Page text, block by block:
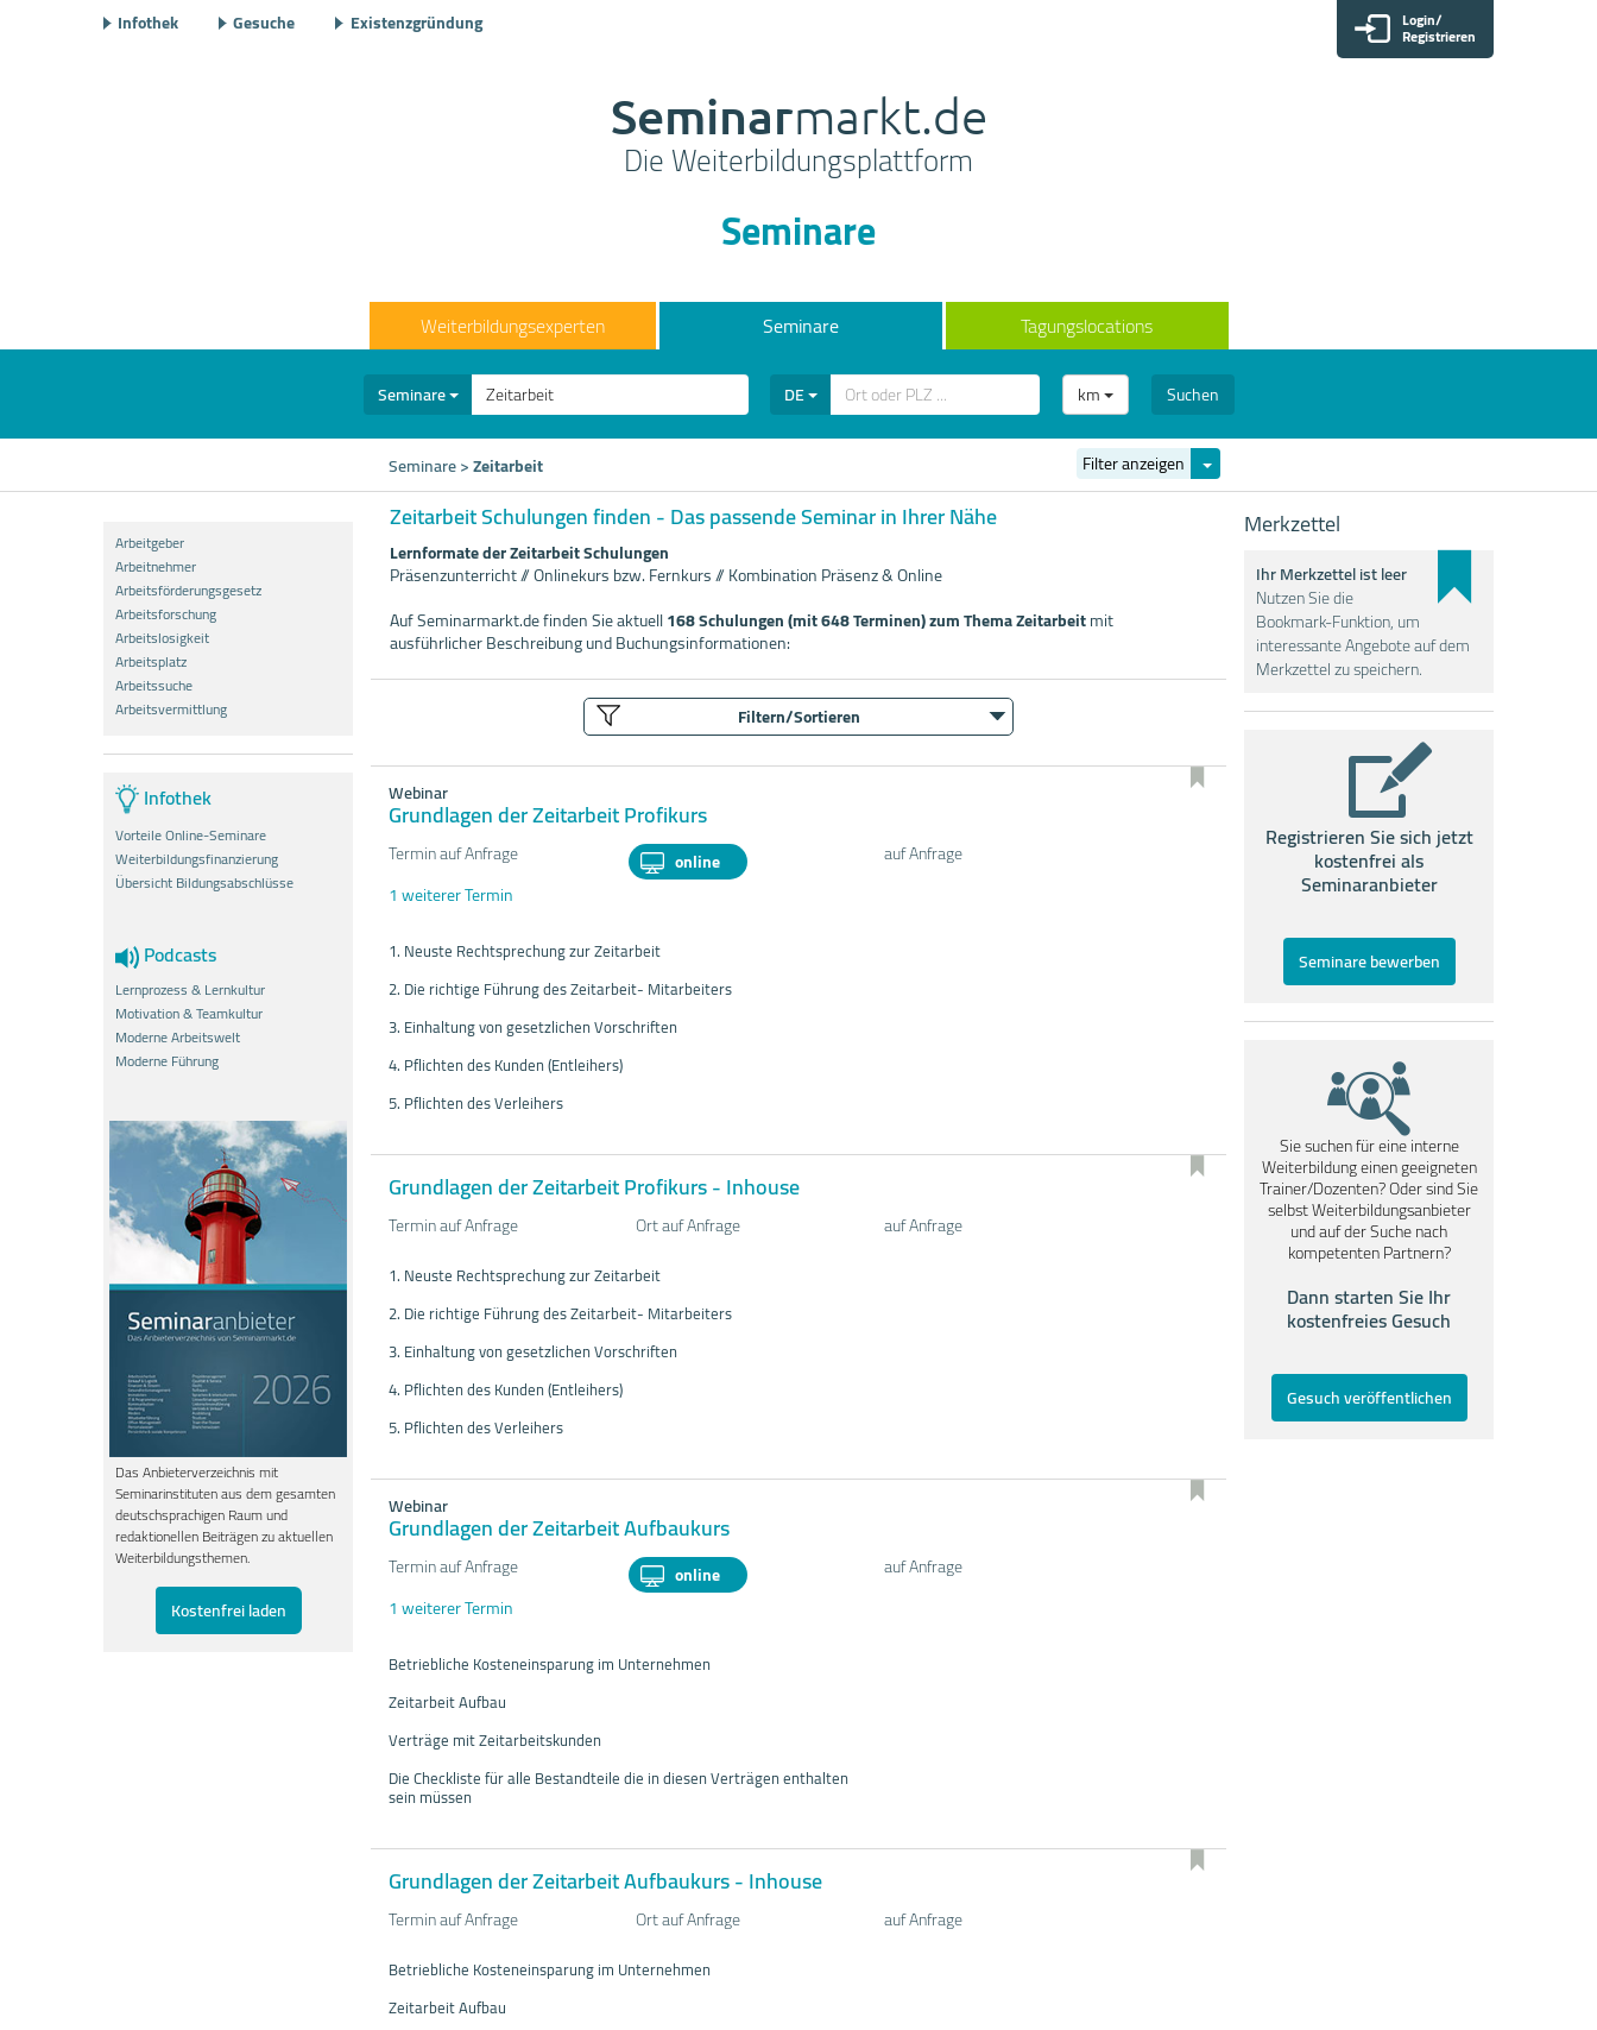
Infothek Gesuche Existenzgründung Login/
Registrieren
Seminarmarkt.de
Die Weiterbildungsplattform
Seminare
Weiterbildungsexperten Seminare Tagungslocations
Seminare DE km Suchen
Filter anzeigen
Filter
ein-/ausblenden
Seminare>Zeitarbeit
Arbeitgeber
Arbeitnehmer
Arbeitsförderungsgesetz
Arbeitsforschung
Arbeitslosigkeit
Arbeitsplatz
Arbeitssuche
Arbeitsvermittlung
Infothek
Vorteile Online-Seminare
Weiterbildungsfinanzierung
Übersicht Bildungsabschlüsse
Podcasts
Lernprozess & Lernkultur
Motivation & Teamkultur
Moderne Arbeitswelt
Moderne Führung
Das Anbieterverzeichnis mit
Seminarinstituten aus dem gesamten
deutschsprachigen Raum und
redaktionellen Beiträgen zu aktuellen
Weiterbildungsthemen.
Kostenfrei laden
Zeitarbeit Schulungen finden - Das passende Seminar in Ihrer Nähe
Lernformate der Zeitarbeit Schulungen
Präsenzunterricht // Onlinekurs bzw. Fernkurs // Kombination Präsenz & Online
Auf Seminarmarkt.de finden Sie aktuell168 Schulungen (mit 648 Terminen) zum Thema Zeitarbeitmit
ausführlicher Beschreibung und Buchungsinformationen:
Filtern/Sortieren
Webinar
Grundlagen der Zeitarbeit Profikurs
Termin auf Anfrage online
auf Anfrage
1 weiterer Termin
1. Neuste Rechtsprechung zur Zeitarbeit
2. Die richtige Führung des Zeitarbeit- Mitarbeiters
3. Einhaltung von gesetzlichen Vorschriften
4. Pflichten des Kunden (Entleihers)
5. Pflichten des Verleihers
Grundlagen der Zeitarbeit Profikurs - Inhouse
Termin auf Anfrage Ort auf Anfrage auf Anfrage
1. Neuste Rechtsprechung zur Zeitarbeit
2. Die richtige Führung des Zeitarbeit- Mitarbeiters
3. Einhaltung von gesetzlichen Vorschriften
4. Pflichten des Kunden (Entleihers)
5. Pflichten des Verleihers
Webinar
Grundlagen der Zeitarbeit Aufbaukurs
Termin auf Anfrage online
auf Anfrage
1 weiterer Termin
Betriebliche Kosteneinsparung im Unternehmen
Zeitarbeit Aufbau
Verträge mit Zeitarbeitskunden
Die Checkliste für alle Bestandteile die in diesen Verträgen enthalten
sein müssen
Grundlagen der Zeitarbeit Aufbaukurs - Inhouse
Termin auf Anfrage Ort auf Anfrage auf Anfrage
Betriebliche Kosteneinsparung im Unternehmen
Zeitarbeit Aufbau
Merkzettel
Ihr Merkzettel ist leer
Nutzen Sie die
Bookmark-Funktion, um
interessante Angebote auf dem
Merkzettel zu speichern.
Registrieren Sie sich jetzt
kostenfrei als
Seminaranbieter
Seminare bewerben
Sie suchen für eine interne
Weiterbildung einen geeigneten
Trainer/Dozenten? Oder sind Sie
selbst Weiterbildungsanbieter
und auf der Suche nach
kompetenten Partnern?
Dann starten Sie Ihr
kostenfreies Gesuch
Gesuch veröffentlichen